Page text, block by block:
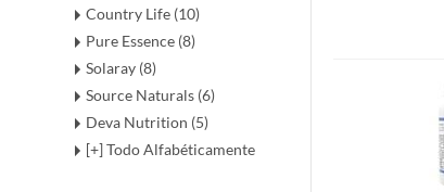
Country Life (10)
Pure Essence (8)
Solaray (8)
Source Naturals (6)
Deva Nutrition (5)
[+] Todo Alfabéticamente